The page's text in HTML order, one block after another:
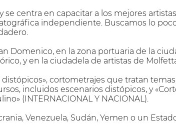
centra en capacitar a los mejores artistas
independiente. Buscamos lo
Domenico, en la zona portuaria de la
y en la ciudadela de artistas de
cortometrajes que tratan temas
incluidos escenarios distópicos, y
(INTERNACIONAL Y NACIONAL).
Venezuela, Sudán, Yemen o un